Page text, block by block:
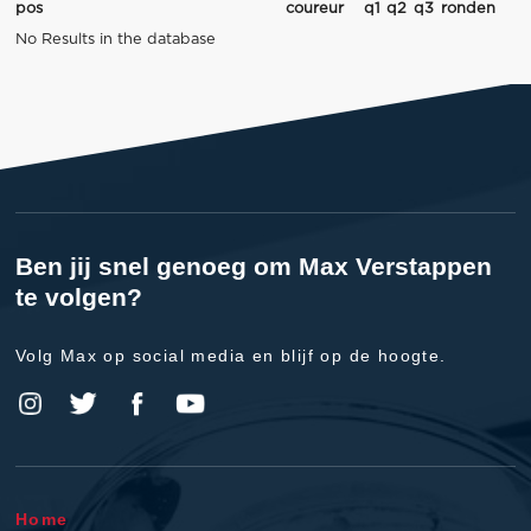
pos coureur q1 q2 q3 ronden
No Results in the database
Ben jij snel genoeg om Max Verstappen
te volgen?
Volg Max op social media en blijf op de hoogte.
Home